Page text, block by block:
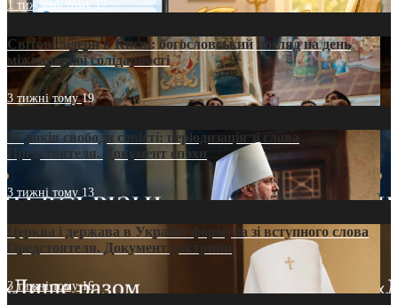
1 тиждень тому12
Світові лідери в Києві: богословський погляд на день
міжнародної солідарності
3 тижні тому19
35 років свободи совісті: періодизація зі слова
Предстоятеля. Документ епохи
3 тижні тому 13
Церква і держава в Україні: формула зі вступного слова
Предстоятеля. Документ доктрини
3 тижні тому16